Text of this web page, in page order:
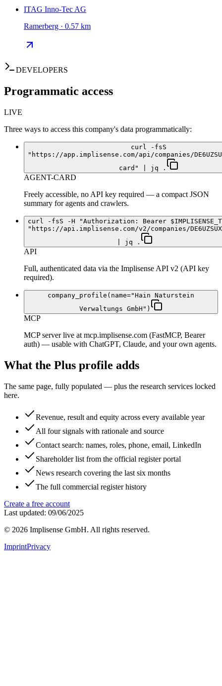
ITAG Inno-Tec AG
Ramerberg · 0.57 km
DEVELOPERS
Programmatic access
LIVE
Three ways to access this company's data programmatically:
curl -fsS
"https://app.implisense.com/api/companies/
card" | jq .
AGENT-CARD
Freely accessible, no API key required — a compact JSON
summary for agents and crawlers.
curl -fsS -H "Authorization: Bearer
"https://api.implisense.com/v2/companies/
| jq .
API
Full, authenticated data via the Implisense API v2 (API key
required).
company_profile(name="Hain Naturstein
Verwaltungs GmbH")
MCP
MCP server live at mcp.implisense.com (FastMCP, Bearer
auth) — usable with ChatGPT, Claude, and your own agents.
What the Plus profile adds
The same page, fully populated — plus the research services locked
here.
Revenue, result and equity across every available year
All four signals with rationale and source
Contact search: names, roles, phone, email, LinkedIn
Shareholder list from the official register portal
News research covering the last six months
The full commercial register history
Create a free account
Last updated: 09/06/2025
© 2026 Implisense GmbH. All rights reserved.
ImprintPrivacy